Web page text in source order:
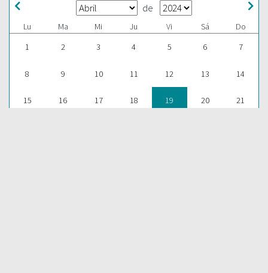
de
Lu Ma Mi Ju Vi Sá
Do
1
2 3 4 5 6 7
8 9 10 11 12 13 14
15 16 17 18 19 20 21